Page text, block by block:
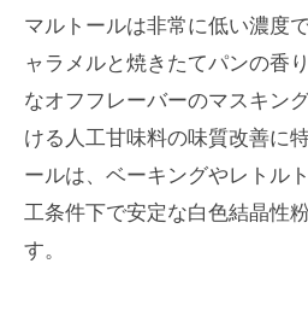
マルトールは非常に低い濃度
ャラメルと焼きたてパンの香
なオフフレーバーのマスキン
ける人工甘味料の味質改善に
ールは、ベーキングやレトル
工条件下で安定な白色結晶性
す。